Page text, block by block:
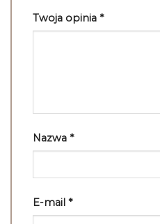
Twoja opinia *
Nazwa *
E-mail *